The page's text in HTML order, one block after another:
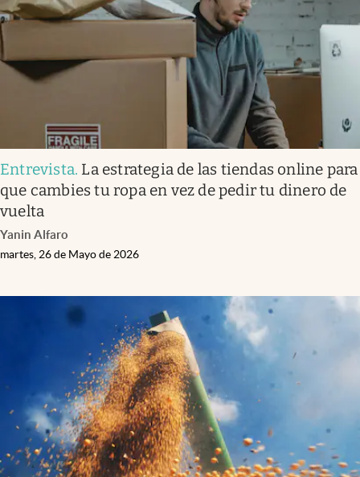
Entrevista. La estrategia de las tiendas online para
que cambies tu ropa en vez de pedir tu dinero de
vuelta
Yanin Alfaro
martes, 26 de Mayo de 2026